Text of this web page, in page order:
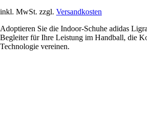
inkl. MwSt. zzgl. Versandkosten
Adoptieren Sie die Indoor-Schuhe adidas
Begleiter für Ihre Leistung im Handball, die
Technologie vereinen.